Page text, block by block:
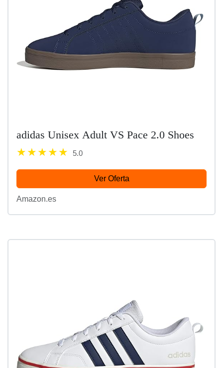
adidas Unisex Adult VS Pace 2.0 Shoes
5.0
Ver Oferta
Amazon.es